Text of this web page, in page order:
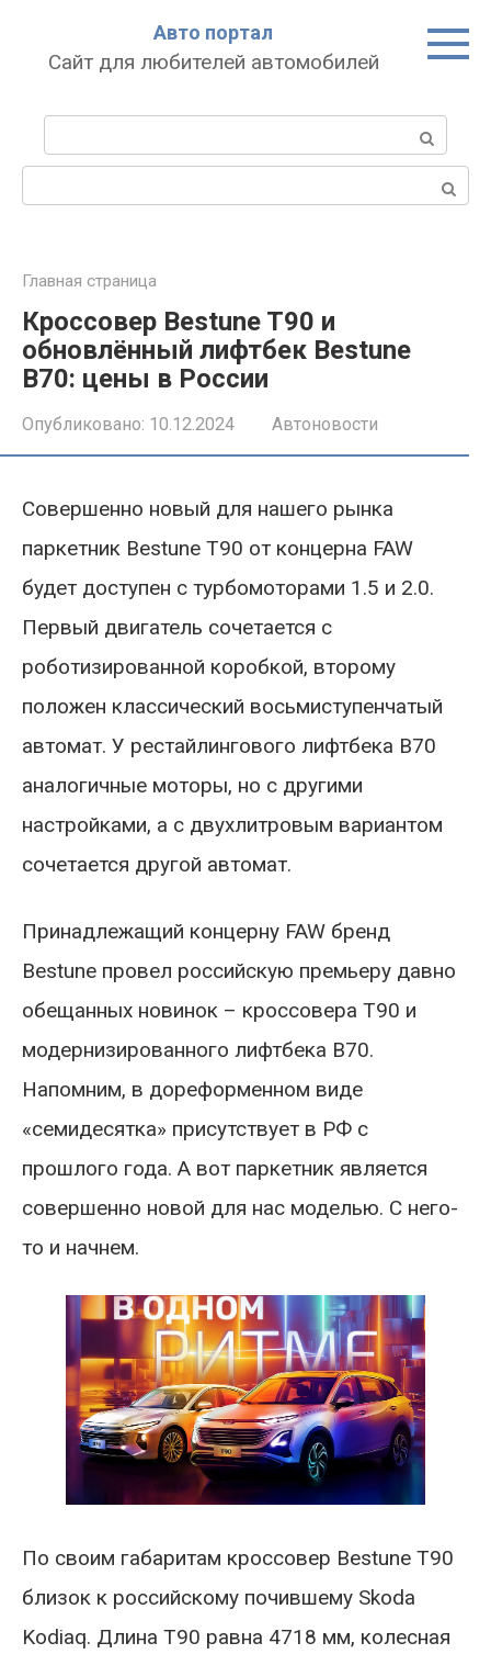
Авто портал
Сайт для любителей автомобилей
Главная страница
Кроссовер Bestune T90 и
обновлённый лифтбек Bestune
B70: цены в России
Опубликовано: 10.12.2024 Автоновости
Совершенно новый для нашего рынка
паркетник Bestune T90 от концерна FAW
будет доступен с турбомоторами 1.5 и 2.0.
Первый двигатель сочетается с
роботизированной коробкой, второму
положен классический восьмиступенчатый
автомат. У рестайлингового лифтбека B70
аналогичные моторы, но с другими
настройками, а с двухлитровым вариантом
сочетается другой автомат.
Принадлежащий концерну FAW бренд
Bestune провел российскую премьеру давно
обещанных новинок – кроссовера T90 и
модернизированного лифтбека B70.
Напомним, в дореформенном виде
«семидесятка» присутствует в РФ с
прошлого года. А вот паркетник является
совершенно новой для нас моделью. С него-
то и начнем.
По своим габаритам кроссовер Bestune T90
близок к российскому почившему Skoda
Kodiaq. Длина T90 равна 4718 мм, колесная